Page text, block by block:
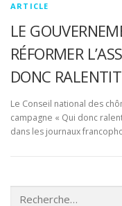
ARTICLE
LE
RÉFORMER
DONC
Le Conseil national des
campagne « Qui donc
dans les journaux